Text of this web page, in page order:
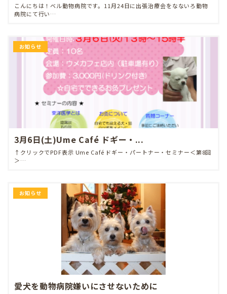
こんにちは！ベル動物病院です。11月24日に出張治療会をなないろ動物
病院にて行い…
お知らせ
3月6日(土)Ume Café ドギー・...
↑クリックでPDF表示 Ume Café ドギー・パートナー・セミナー＜第8回
＞…
お知らせ
愛犬を動物病院嫌いにさせないために